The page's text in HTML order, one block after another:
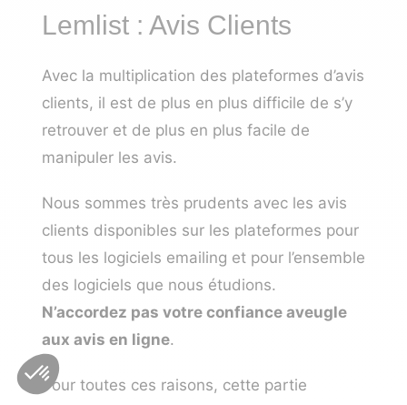
Lemlist : Avis Clients
Avec la multiplication des plateformes d’avis
clients, il est de plus en plus difficile de s’y
retrouver et de plus en plus facile de
manipuler les avis.
Nous sommes très prudents avec les avis
clients disponibles sur les plateformes pour
tous les logiciels emailing et pour l’ensemble
des logiciels que nous étudions.
N’accordez pas votre confiance aveugle
aux avis en ligne.
Pour toutes ces raisons, cette partie